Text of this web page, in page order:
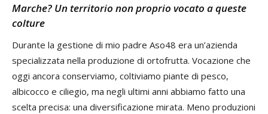
Marche? Un territorio non proprio vocato a queste
colture
Durante la gestione di mio padre Aso48 era un’azienda
specializzata nella produzione di ortofrutta. Vocazione che
oggi ancora conserviamo, coltiviamo piante di pesco,
albicocco e ciliegio, ma negli ultimi anni abbiamo fatto una
scelta precisa: una diversificazione mirata. Meno produzioni